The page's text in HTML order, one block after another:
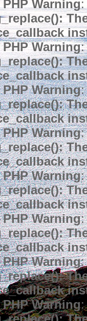
Warning:
Warning:
Warning:
Warning:
Warning:
Warning:
Warning:
Warning: